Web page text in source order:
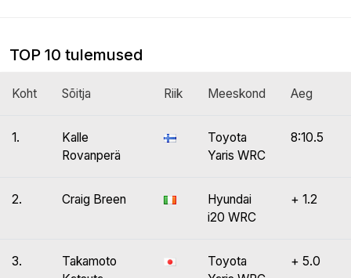
TOP 10 tulemused
Koht Sõitja Riik Meeskond Aeg
1.
Kalle
Rovanperä
Toyota
Yaris WRC
8:10.5
2. Craig Breen
Hyundai
i20 WRC
+ 1.2
3.
Takamoto
Toyota
+ 5.0